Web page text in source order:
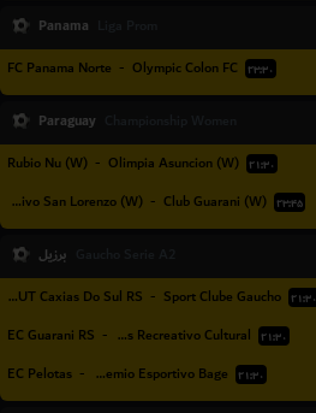
Panama
FC Panama Norte - Olympic Colon FC ۲۳:۳۰
Paraguay
Rubio Nu (W) - Olimpia Asuncion (W) ۲۱:۳۰
Sportivo San Lorenzo (W) - Club Guarani (W) ۲۳:۴۵
برزیل
APAFUT Caxias Do Sul RS - Sport Clube Gaucho ۲۱:۳۰
EC Guarani RS - EC Veranópolis Recreativo Cultural ۲۱:۳۰
EC Pelotas - Gremio Esportivo Bage ۲۱:۳۰